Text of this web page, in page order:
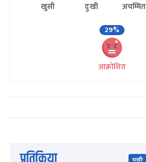
खुसी दुःखी अचम्मित
29%
आक्रोशित
भर्खरै